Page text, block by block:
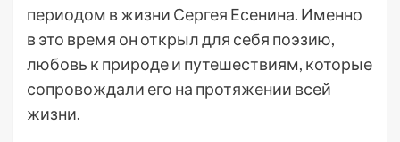
периодом в жизни Сергея Есенина. Именно
в это время он открыл для себя поэзию,
любовь к природе и путешествиям, которые
сопровождали его на протяжении всей
жизни.